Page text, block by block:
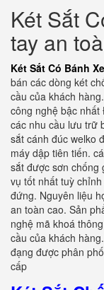
Két Sắt
tay an
Két Sắt Có Bánh
bán các dòng két
cầu của khách
công nghệ bậc
các nhu cầu lưu trữ
sắt cánh đúc welko
máy dập tiên tiến.
sắt được sơn chống
vụ tốt nhất tuỳ
đứng. Nguyên liệu
an toàn cao. Sản
nghệ mã khoá
cầu của khách
đạng được phân
cấp